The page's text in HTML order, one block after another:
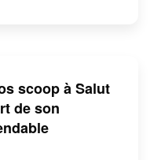
scoop à Salut
de son